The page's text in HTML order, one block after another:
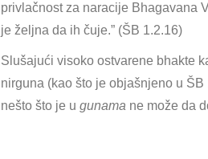
privlačnost za naracije Bhagavana
je željna da ih čuje.” (ŠB 1.2.16)
Slušajući visoko ostvarene bhakte
nirguna (kao što je objašnjeno u
nešto što je u gunama ne može da